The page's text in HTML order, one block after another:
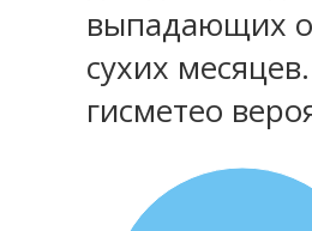
выпадающих
сухих
гисметео